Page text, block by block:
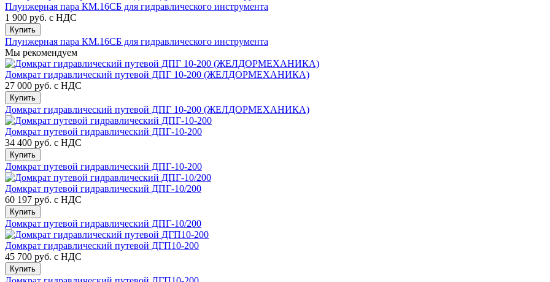
Плунжерная пара КМ.16СБ для гидравлического инструмента
1 900 руб. с НДС
Купить
Плунжерная пара КМ.16СБ для гидравлического инструмента
Мы рекомендуем
Домкрат гидравлический путевой ДПГ 10-200 (ЖЕЛДОРМЕХАНИКА)
27 000 руб. с НДС
Купить
Домкрат гидравлический путевой ДПГ 10-200 (ЖЕЛДОРМЕХАНИКА)
Домкрат путевой гидравлический ДПГ-10-200
34 400 руб. с НДС
Купить
Домкрат путевой гидравлический ДПГ-10-200
Домкрат путевой гидравлический ДПГ-10/200
60 197 руб. с НДС
Купить
Домкрат путевой гидравлический ДПГ-10/200
Домкрат гидравлический путевой ДГП10-200
45 700 руб. с НДС
Купить